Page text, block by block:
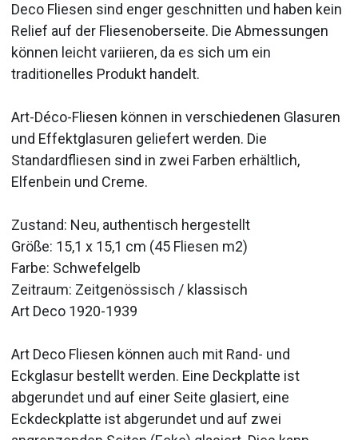
Deco Fliesen sind enger geschnitten und haben kein
Relief auf der Fliesenoberseite. Die Abmessungen
können leicht variieren, da es sich um ein
traditionelles Produkt handelt.
Art-Déco-Fliesen können in verschiedenen Glasuren
und Effektglasuren geliefert werden. Die
Standardfliesen sind in zwei Farben erhältlich,
Elfenbein und Creme.
Zustand: Neu, authentisch hergestellt
Größe: 15,1 x 15,1 cm (45 Fliesen m2)
Farbe: Schwefelgelb
Zeitraum: Zeitgenössisch / klassisch
Art Deco 1920-1939
Art Deco Fliesen können auch mit Rand- und
Eckglasur bestellt werden. Eine Deckplatte ist
abgerundet und auf einer Seite glasiert, eine
Eckdeckplatte ist abgerundet und auf zwei